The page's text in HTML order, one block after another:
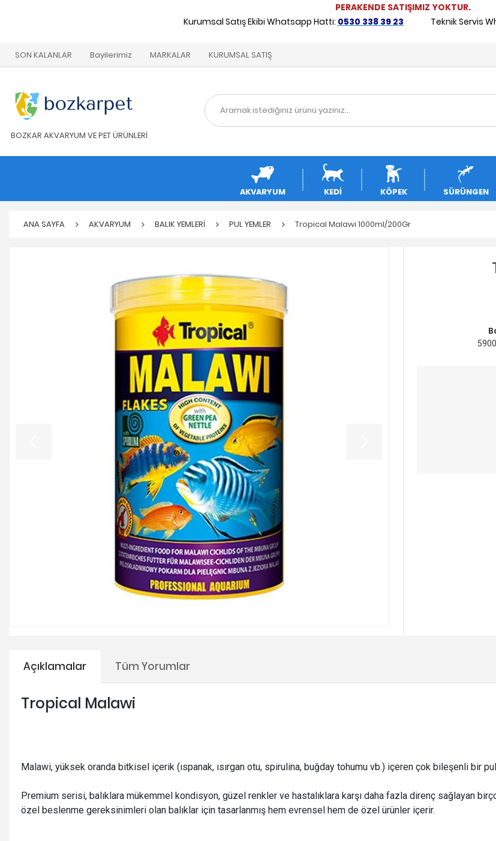
PERAKENDE SATIŞIMIZ YOKTUR.
Kurumsal Satış Ekibi Whatsapp Hattı: 0530 338 39 23 Teknik Servis
SON KALANLAR Bayilerimiz MARKALAR KURUMSAL SATIŞ
BOZKAR AKVARYUM VE PET ÜRÜNLERİ
AKVARYUM KEDİ KÖPEK SÜRÜNGEN
ANA SAYFA AKVARYUM BALIK YEMLERİ PUL YEMLER Tropical Malawi 1000ml/200Gr
Açıklamalar Tüm Yorumlar
Tropical Malawi
Malawi, yüksek oranda bitkisel içerik (ıspanak, ısırgan otu, spirulina, buğday tohumu vb.) içeren çok bileşenli bir
Premium serisi, balıklara mükemmel kondisyon, güzel renkler ve hastalıklara karşı daha fazla direnç sağlayan
özel beslenme gereksinimleri olan balıklar için tasarlanmış hem evrensel hem de özel ürünler içerir.